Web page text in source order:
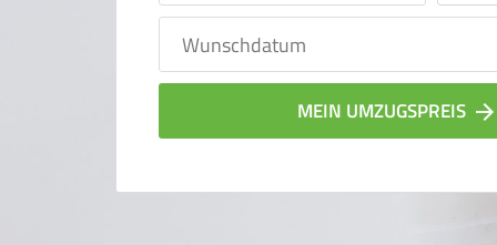
MEIN UMZUGSPREIS arrow_forward